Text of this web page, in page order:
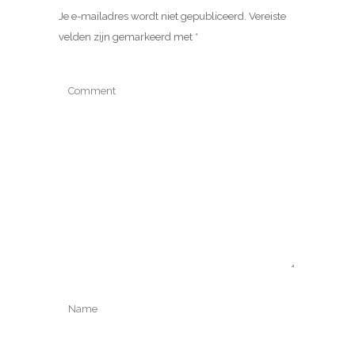
Je e-mailadres wordt niet gepubliceerd. Vereiste
velden zijn gemarkeerd met *